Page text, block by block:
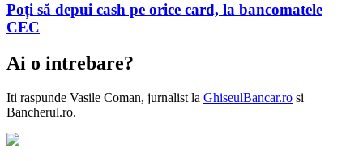
Poți să depui cash pe orice card, la bancomatele
CEC
Ai o intrebare?
Iti raspunde Vasile Coman, jurnalist la GhiseulBancar.ro si
Bancherul.ro.